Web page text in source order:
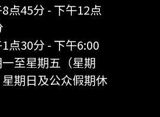
8点45分 - 下午12点
点30分 - 下午6:00
至星期五（星期
期日及公众假期休